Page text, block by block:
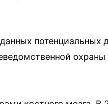
потенциальных